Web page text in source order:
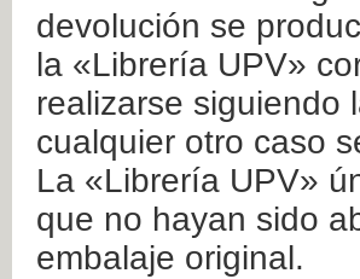
devolución se
la «Librería UPV»
realizarse siguiendo
cualquier otro caso
La «Librería UPV»
que no hayan sido
embalaje original.